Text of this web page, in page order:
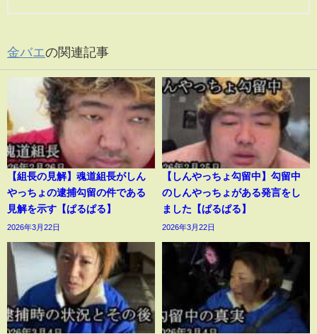
金バエの関連記事
【組長の見解】魂道組長がしん
やっちょの逮捕勾留の件である
見解を示す【ぱるぱる】
2026年3月22日
【しんやっちょ勾留中】勾留中
のしんやっちょがある発言をし
ました【ぱるぱる】
2026年3月22日